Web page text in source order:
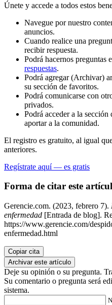
Únete y accede a todos estos
Navegue por nuestro
anuncios.
Cuando realice una
recibir respuesta.
Podrá hacernos preguntas
respuestas.
Podrá agregar (Archivar)
su sección de favoritos.
Podrá comunicarse con
privados.
Podrá acceder a la sección
aportar a la comunidad.
El registro es gratuito, al igual
anteriores.
Regístrate aquí — es gratis
Forma de citar este
Gerencie.com. (2023, febrero 7).
enfermedad [Entrada de blog].
https://www.gerencie.com/
enfermedad.html
Copiar cita
Archivar este artículo
Deje su opinión o su pregunta.
Su comentario o pregunta será
sistema.